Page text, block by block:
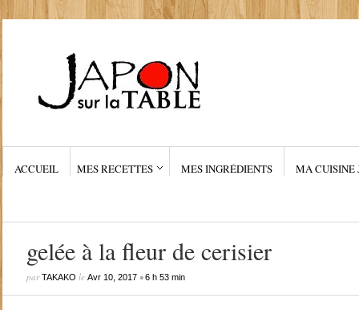
ACCUEIL MES RECETTES MES INGRÉDIENTS MA CUISINE
gelée à la fleur de cerisier
parTAKAKO le Avr 10, 2017•6 h 53 min